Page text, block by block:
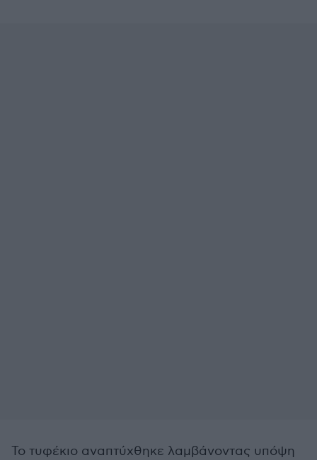
Το τυφέκιο αναπτύχθηκε λαμβάνοντας υπόψη